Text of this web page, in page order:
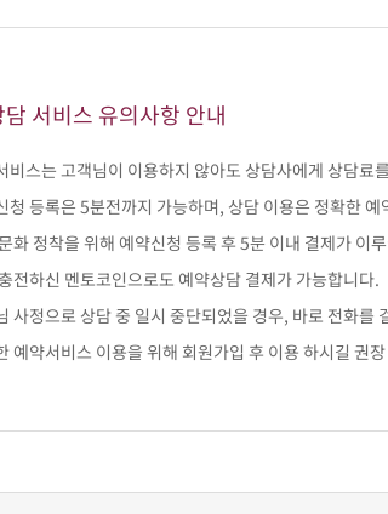
서비스 유의사항 안내
비스는 고객님이 이용하지 않아도 상담사에게 상담료
청 등록은 5분전까지 가능하며, 상담 이용은 정확한 예
화 정착을 위해 예약신청 등록 후 5분 이내 결제가 이
전하신 멘토코인으로도 예약상담 결제가 가능합니다.
사정으로 상담 중 일시 중단되었을 경우, 바로 전화를
예약서비스 이용을 위해 회원가입 후 이용 하시길 권